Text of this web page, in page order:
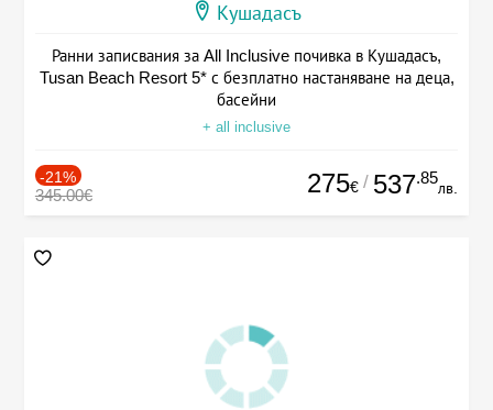
Кушадасъ
Ранни записвания за All Inclusive почивка в Кушадасъ,
Tusan Beach Resort 5* с безплатно настаняване на деца,
басейни
+ all inclusive
-21%
345.00€ 275€ / 537.85
лв.